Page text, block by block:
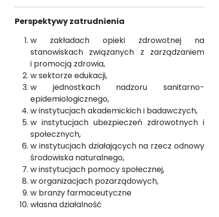
Perspektywy zatrudnienia
w zakładach opieki zdrowotnej na
stanowiskach związanych z zarządzaniem
i promocją zdrowia,
w sektorze edukacji,
w jednostkach nadzoru sanitarno-
epidemiologicznego,
w instytucjach akademickich i badawczych,
w instytucjach ubezpieczeń zdrowotnych i
społecznych,
w instytucjach działających na rzecz odnowy
środowiska naturalnego,
w instytucjach pomocy społecznej,
w organizacjach pozarządowych,
w branży farmaceutyczne
własna działalność